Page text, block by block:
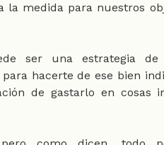
la medida para nuestros
ser una estrategia
hacerte de ese bien
de gastarlo en cosas